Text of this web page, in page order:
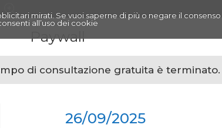
mirati. Se vuoi saperne di più o negare il
all’uso dei cookie
Paywall
di consultazione gratuita è terminato.
26/09/2025